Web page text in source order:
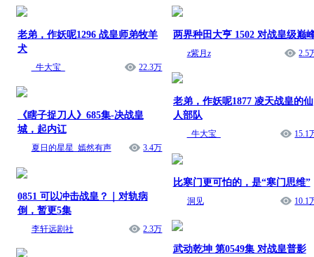
老弟，作妖呢1296 战皇师弟牧羊
犬
_牛大宝_ 22.3万
《瞎子捉刀人》685集-决战皇
城，起内讧
夏日的星星_嫣然有声 3.4万
0851 可以冲击战皇？｜对轨病
倒，暂更5集
李轩远剧社 2.3万
两界种田大亨 1502 对战皇级巅
z紫月z 2.5
老弟，作妖呢1877 凌天战皇的仙
人部队
_牛大宝_ 15.1
比寒门更可怕的，是“寒门思维”
洞见 10.1
武动乾坤 第0549集 对战皇普影